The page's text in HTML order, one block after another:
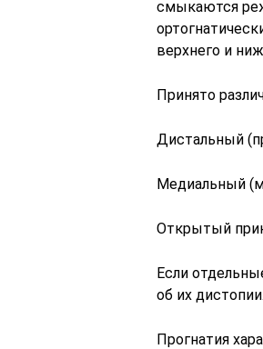
смыкаются
верхнего и
Принято
Дистальный
Медиальный
Открытый
Если
об их дистопии.
Прогнатия